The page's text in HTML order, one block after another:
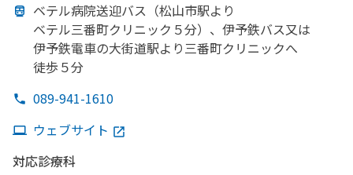
ベテル病院送迎バス （松山市駅より
ベテル三番町クリニック５分）、 伊予鉄バス又は
伊予鉄電車の大街道駅より三番町クリニックへ
徒歩５分
089-941-1610
ウェブサイト
対応診療科